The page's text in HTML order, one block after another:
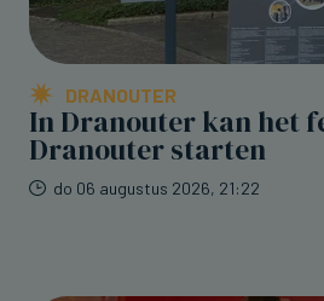
DRANOUTER
In Dranouter kan het
Dranouter starten
do 06 augustus 2026, 21:22